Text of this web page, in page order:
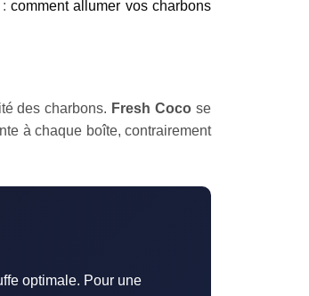
comment allumer vos charbons
des charbons. Fresh Coco se
à chaque boîte, contrairement
optimale. Pour une